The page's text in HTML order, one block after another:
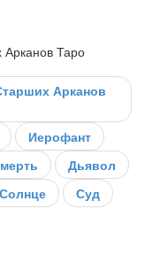
Арканов Таро
Арканов
Иерофант
Дьявол
Солнце
Суд